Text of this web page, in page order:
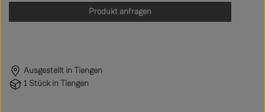
Produkt anfragen
Ausgestellt in Tiengen
1 Stück in Tiengen